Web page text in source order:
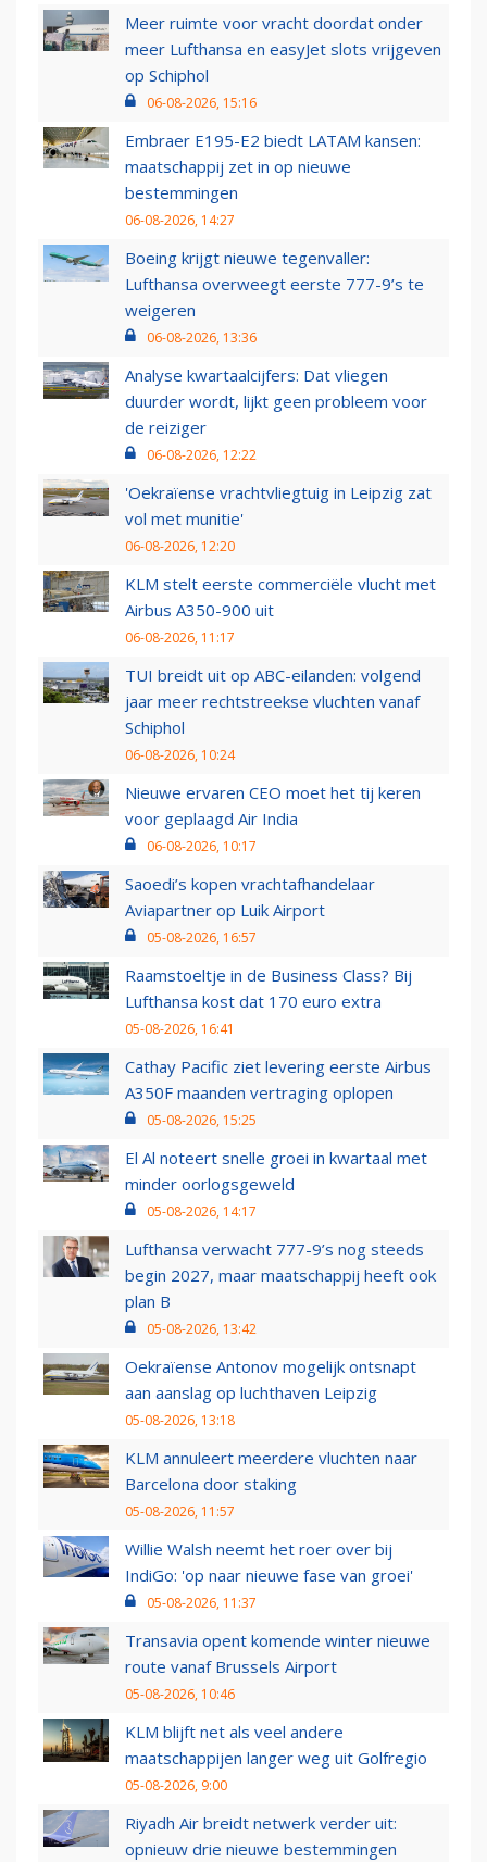
Meer ruimte voor vracht doordat onder
meer Lufthansa en easyJet slots vrijgeven
op Schiphol
06-08-2026, 15:16
Embraer E195-E2 biedt LATAM kansen:
maatschappij zet in op nieuwe
bestemmingen
06-08-2026, 14:27
Boeing krijgt nieuwe tegenvaller:
Lufthansa overweegt eerste 777-9’s te
weigeren
06-08-2026, 13:36
Analyse kwartaalcijfers: Dat vliegen
duurder wordt, lijkt geen probleem voor
de reiziger
06-08-2026, 12:22
'Oekraïense vrachtvliegtuig in Leipzig zat
vol met munitie'
06-08-2026, 12:20
KLM stelt eerste commerciële vlucht met
Airbus A350-900 uit
06-08-2026, 11:17
TUI breidt uit op ABC-eilanden: volgend
jaar meer rechtstreekse vluchten vanaf
Schiphol
06-08-2026, 10:24
Nieuwe ervaren CEO moet het tij keren
voor geplaagd Air India
06-08-2026, 10:17
Saoedi’s kopen vrachtafhandelaar
Aviapartner op Luik Airport
05-08-2026, 16:57
Raamstoeltje in de Business Class? Bij
Lufthansa kost dat 170 euro extra
05-08-2026, 16:41
Cathay Pacific ziet levering eerste Airbus
A350F maanden vertraging oplopen
05-08-2026, 15:25
El Al noteert snelle groei in kwartaal met
minder oorlogsgeweld
05-08-2026, 14:17
Lufthansa verwacht 777-9’s nog steeds
begin 2027, maar maatschappij heeft ook
plan B
05-08-2026, 13:42
Oekraïense Antonov mogelijk ontsnapt
aan aanslag op luchthaven Leipzig
05-08-2026, 13:18
KLM annuleert meerdere vluchten naar
Barcelona door staking
05-08-2026, 11:57
Willie Walsh neemt het roer over bij
IndiGo: 'op naar nieuwe fase van groei'
05-08-2026, 11:37
Transavia opent komende winter nieuwe
route vanaf Brussels Airport
05-08-2026, 10:46
KLM blijft net als veel andere
maatschappijen langer weg uit Golfregio
05-08-2026, 9:00
Riyadh Air breidt netwerk verder uit:
opnieuw drie nieuwe bestemmingen